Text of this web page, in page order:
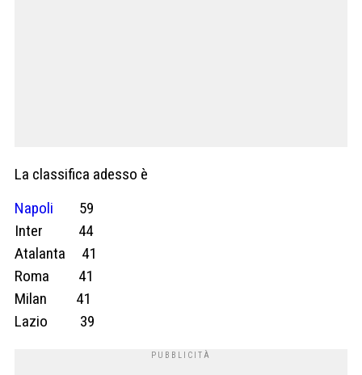
La classifica adesso è
Napoli
59
Inter 44
Atalanta 41
Roma 41
Milan 41
Lazio 39